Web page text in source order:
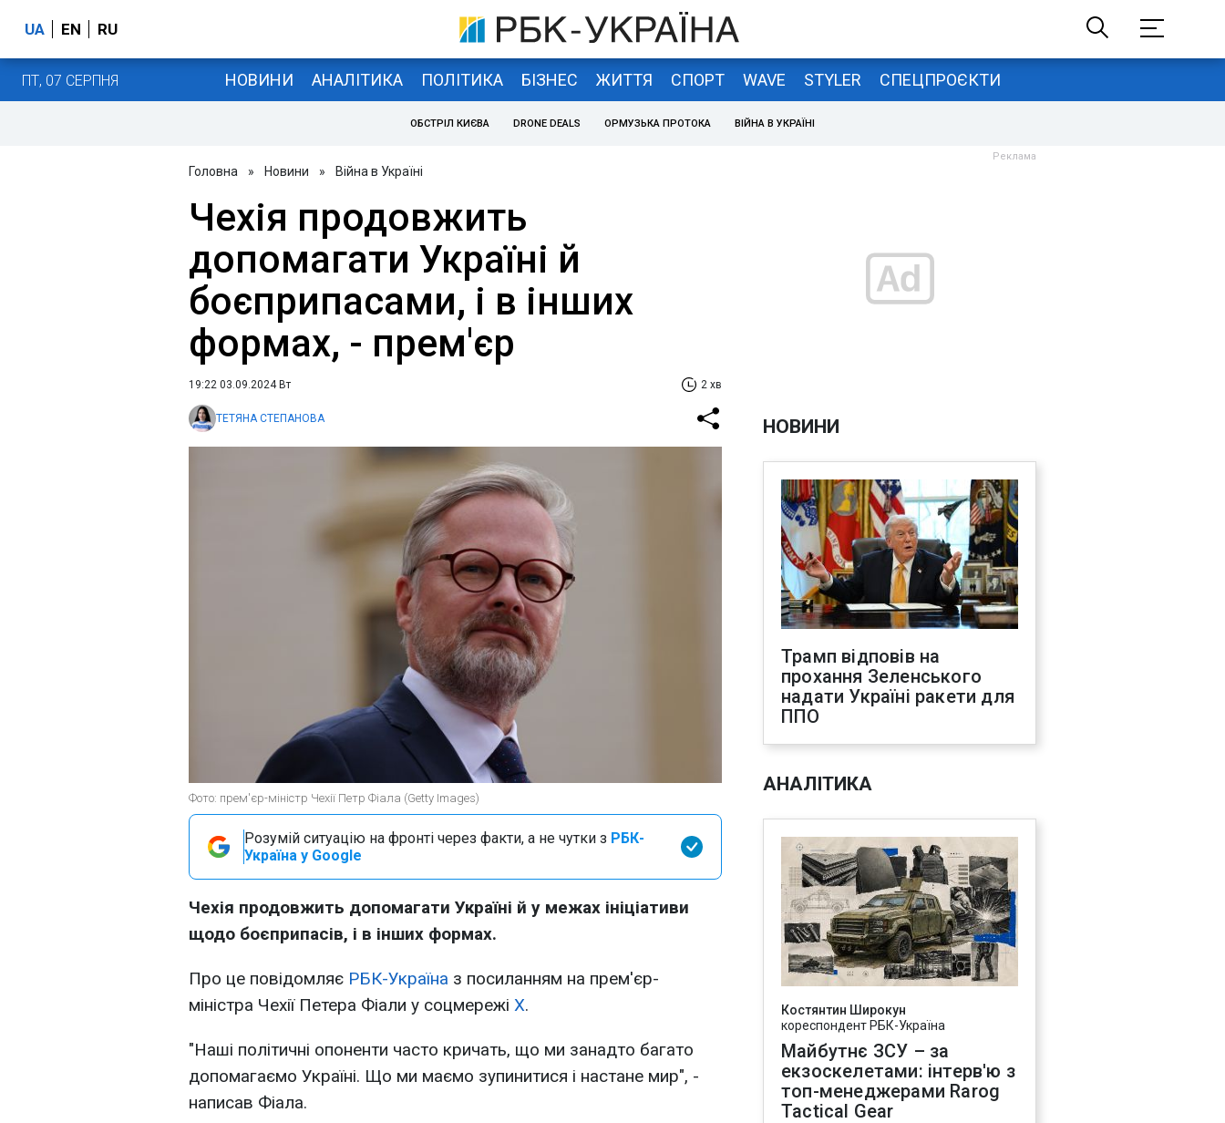
UA EN RU
ПТ, 07 СЕРПНЯ НОВИНИ АНАЛІТИКА ПОЛІТИКА БІЗНЕС ЖИТТЯ СПОРТ WAVE STYLER СПЕЦПРОЄКТИ
ОБСТРІЛ КИЄВА DRONE DEALS ОРМУЗЬКА ПРОТОКА ВІЙНА В УКРАЇНІ
Головна » Новини » Війна в Україні
Чехія продовжить
допомагати Україні й
боєприпасами, і в інших
формах, - прем'єр
19:22 03.09.2024 Вт 2 хв
ТЕТЯНА СТЕПАНОВА
Фото: прем'єр-міністр Чехії Петр Фіала (Getty Images)
Розумій ситуацію на фронті через факти, а не чутки з РБК-
Україна у Google
Чехія продовжить допомагати Україні й у межах ініціативи
щодо боєприпасів, і в інших формах.
Про це повідомляє РБК-Україна з посиланням на прем'єр-
міністра Чехії Петера Фіали у соцмережі Х.
"Наші політичні опоненти часто кричать, що ми занадто багато
допомагаємо Україні. Що ми маємо зупинитися і настане мир", -
написав Фіала.
НОВИНИ
Трамп відповів на
прохання Зеленського
надати Україні ракети для
ППО
АНАЛІТИКА
Костянтин Широкун
кореспондент РБК-Україна
Майбутнє ЗСУ – за
екзоскелетами: інтерв'ю з
топ-менеджерами Rarog
Tactical Gear